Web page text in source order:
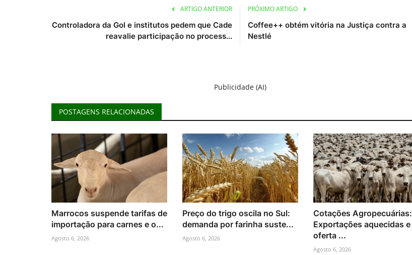
ARTIGO ANTERIOR
Controladora da Gol e institutos pedem que Cade
reavalie participação no process...
PRÓXIMO ARTIGO
Coffee++ obtém vitória na Justiça contra a
Nestlé
Publicidade (AI)
POSTAGENS RELACIONADAS
Marrocos suspende tarifas de
importação para carnes e o...
Agosto 6, 2026
Preço do trigo oscila no Sul:
demanda por farinha suste...
Agosto 6, 2026
Cotações Agropecuárias:
Exportações aquecidas e
oferta ...
Agosto 6, 2026